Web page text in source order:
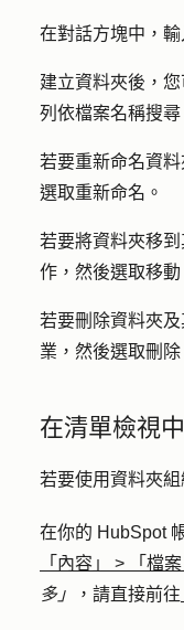
在對話方塊中，
建立資料夾後，
列 依檔案名稱搜尋
若要重新命名資
選取重新命名 。
若要將資料夾移
作，然後選取移動
若要刪除資料夾
業 ，然後選取刪除
在清單檢視
若要使用資料夾組
在你的 HubSpot
「內容」
> 「檔案
多」
，請直接前往